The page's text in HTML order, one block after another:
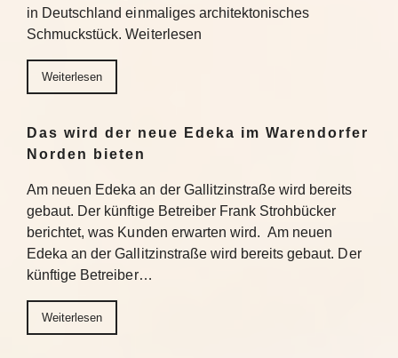
in Deutschland einmaliges architektonisches
Schmuckstück. Weiterlesen
Weiterlesen
Das wird der neue Edeka im Warendorfer
Norden bieten
Am neuen Edeka an der Gallitzinstraße wird bereits
gebaut. Der künftige Betreiber Frank Strohbücker
berichtet, was Kunden erwarten wird. Am neuen
Edeka an der Gallitzinstraße wird bereits gebaut. Der
künftige Betreiber…
Weiterlesen